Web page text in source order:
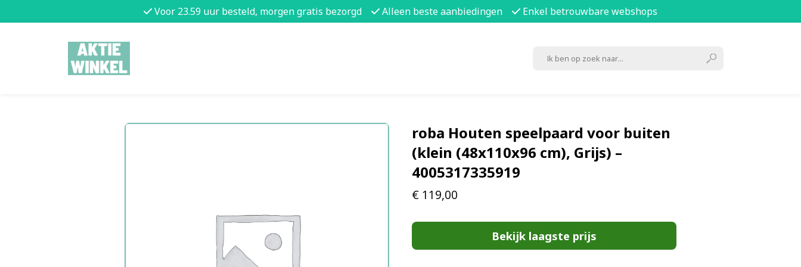
Voor 23.59 uur besteld, morgen gratis bezorgd Alleen beste aanbiedingen Enkel betrouwbare webshops
roba Houten speelpaard voor buiten
(klein (48x110x96 cm), Grijs) –
4005317335919
€ 119,00
Bekijk laagste prijs